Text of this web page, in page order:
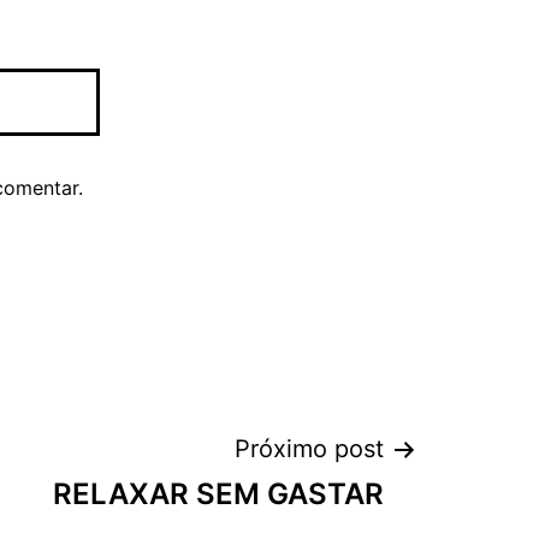
Próximo post
RELAXAR SEM GASTAR